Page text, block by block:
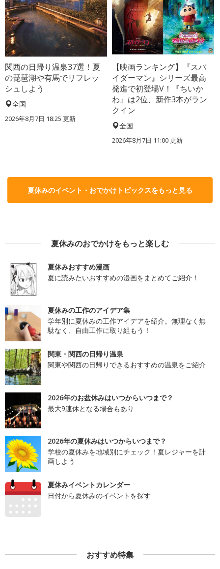
関西の日帰り温泉37選！夏
の琵琶湖や有馬でリフレッ
シュしよう
全国
2026年8月7日 18:25 更新
【映画ランキング】『スパ
イダーマン』シリーズ最高
発進で初登場V！『ちいか
わ』は2位、新作3本がラン
クイン
全国
2026年8月7日 11:00更新
夏休みのイベント・おでかけトピックスをもっと見る
夏休みのおでかけをもっと楽しむ
夏休みおすすめ漫画
夏に読みたいおすすめの漫画をまとめてご紹介！
夏休みの工作のアイデア集
学年別に夏休みの工作アイデアを紹介。無理なく無
駄なく、自由工作に取り組もう！
関東・関西の日帰り温泉
関東や関西の日帰りできるおすすめの温泉をご紹介
2026年のお盆休みはいつからいつまで？
最大9連休となる場合もあり
2026年の夏休みはいつからいつまで？
学校の夏休みを地域別にチェック！夏レジャーを計
画しよう
夏休みイベントカレンダー
日付から夏休みのイベントを探す
おすすめ特集